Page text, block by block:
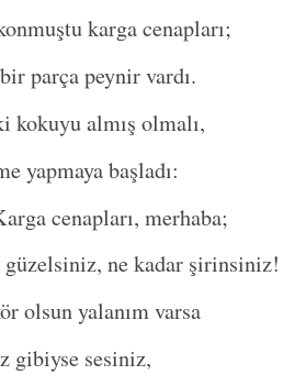
karga cenapları;
parça peynir vardı.
kokuyu almış olmalı,
yapmaya başladı:
cenapları, merhaba;
güzelsiniz, ne kadar şirinsiniz!
olsun yalanım varsa
gibiyse sesiniz,